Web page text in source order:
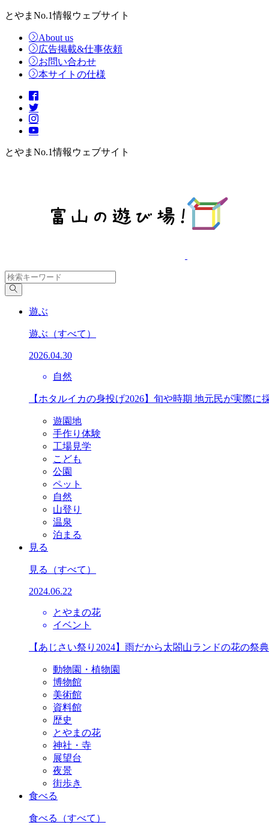
とやまNo.1情報ウェブサイト
About us
広告掲載&仕事依頼
お問い合わせ
本サイトの仕様
とやまNo.1情報ウェブサイト
遊ぶ
遊ぶ （すべて）
2026.04.30
自然
【ホタルイカの身投げ2026】旬や時期 地元民が実際に
遊園地
手作り体験
工場見学
こども
公園
ペット
自然
山登り
温泉
泊まる
見る
見る （すべて）
2024.06.22
とやまの花
イベント
【あじさい祭り2024】雨だから太閤山ランドの花の祭
動物園・植物園
博物館
美術館
資料館
歴史
とやまの花
神社・寺
展望台
夜景
街歩き
食べる
食べる （すべて）